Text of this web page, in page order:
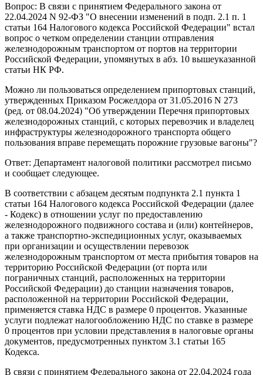
Вопрос: В связи с принятием Федерального закона от
22.04.2024 N 92-ФЗ "О внесении изменений в подп. 2.1 п. 1
статьи 164 Налогового кодекса Российской Федерации" встал
вопрос о четком определении станции отправления
железнодорожным транспортом от портов на территории
Российской Федерации, упомянутых в абз. 10 вышеуказанной
статьи НК РФ.
Можно ли пользоваться определением припортовых станций,
утвержденных Приказом Росжелдора от 31.05.2016 N 273
(ред. от 08.04.2024) "Об утверждении Перечня припортовых
железнодорожных станций, с которых перевозчик и владелец
инфраструктуры железнодорожного транспорта общего
пользования вправе перемещать порожние грузовые вагоны"?
Ответ: Департамент налоговой политики рассмотрел письмо
и сообщает следующее.
В соответствии с абзацем десятым подпункта 2.1 пункта 1
статьи 164 Налогового кодекса Российской Федерации (далее
- Кодекс) в отношении услуг по предоставлению
железнодорожного подвижного состава и (или) контейнеров,
а также транспортно-экспедиционных услуг, оказываемых
при организации и осуществлении перевозок
железнодорожным транспортом от места прибытия товаров на
территорию Российской Федерации (от порта или
пограничных станций, расположенных на территории
Российской Федерации) до станции назначения товаров,
расположенной на территории Российской Федерации,
применяется ставка НДС в размере 0 процентов. Указанные
услуги подлежат налогообложению НДС по ставке в размере
0 процентов при условии представления в налоговые органы
документов, предусмотренных пунктом 3.1 статьи 165
Кодекса.
В связи с принятием Федерального закона от 22.04.2024 года